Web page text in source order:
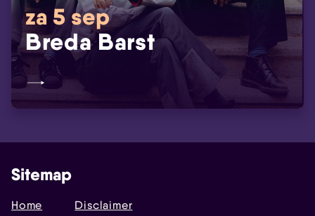
za 5 sep
Breda Barst
Sitemap
Home
Disclaimer